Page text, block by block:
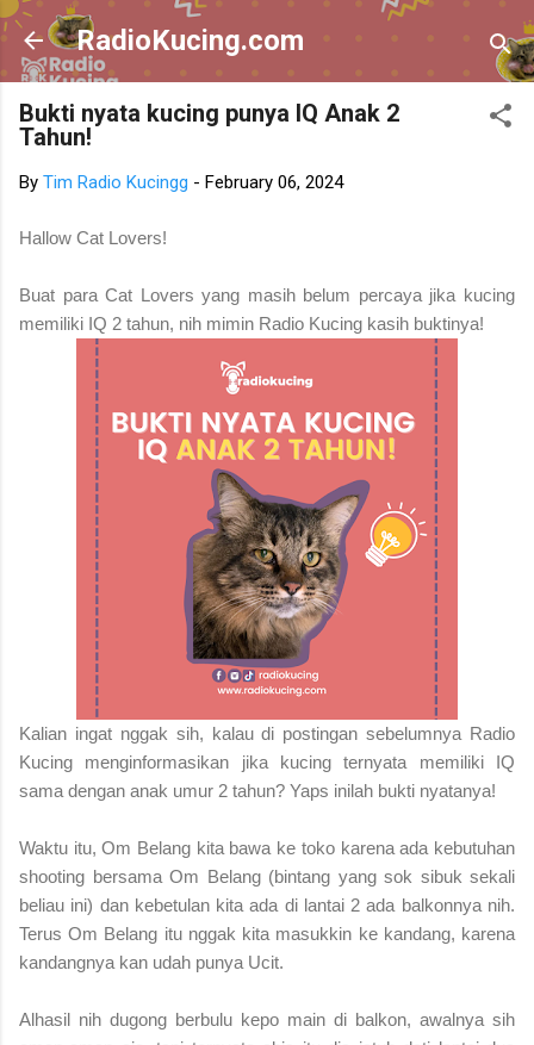
Skip to main content
RadioKucing.com
Bukti nyata kucing punya IQ Anak 2
Tahun!
By Tim Radio Kucingg - February 06, 2024
Hallow Cat Lovers!
Buat para Cat Lovers yang masih belum percaya jika kucing
memiliki IQ 2 tahun, nih mimin Radio Kucing kasih buktinya!
Kalian ingat nggak sih, kalau di postingan sebelumnya Radio
Kucing menginformasikan jika kucing ternyata memiliki IQ
sama dengan anak umur 2 tahun? Yaps inilah bukti nyatanya!
Waktu itu, Om Belang kita bawa ke toko karena ada kebutuhan
shooting bersama Om Belang (bintang yang sok sibuk sekali
beliau ini) dan kebetulan kita ada di lantai 2 ada balkonnya nih.
Terus Om Belang itu nggak kita masukkin ke kandang, karena
kandangnya kan udah punya Ucit.
Alhasil nih dugong berbulu kepo main di balkon, awalnya sih